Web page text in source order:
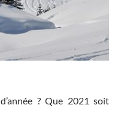
? Que 2021 soit